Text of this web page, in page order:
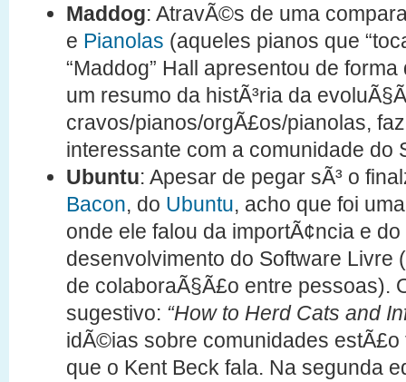
Maddog: AtravÃ©s de uma
e Pianolas (aqueles pianos que
“Maddog” Hall apresentou de
um resumo da histÃ³ria da
cravos/pianos/orgÃ£os/pianolas,
interessante com a comunidade do
Ubuntu: Apesar de pegar sÃ³ o
Bacon, do Ubuntu, acho que foi
onde ele falou da importÃ¢ncia e
desenvolvimento do Software Livre
de colaboraÃ§Ã£o entre pessoas).
sugestivo: “How to Herd Cats and
idÃ©ias sobre comunidades
que o Kent Beck fala. Na segunda